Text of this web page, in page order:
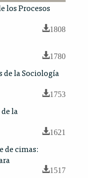
los Procesos
1808
1780
la Sociología
1753
la
1621
de cimas:
1517